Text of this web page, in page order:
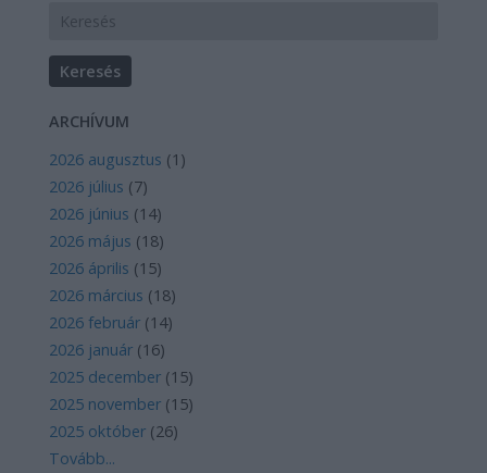
ARCHÍVUM
2026 augusztus (1 )
2026 július (7)
2026 június (14)
2026 május (18)
2026 április (15)
2026 március (18)
2026 február (14)
2026 január (16)
2025 december (15)
2025 november (15)
2025 október (26)
Tovább...